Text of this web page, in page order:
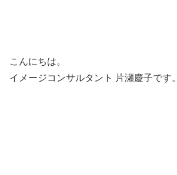
こんにちは。
イメージコンサルタント 片瀬慶子です。